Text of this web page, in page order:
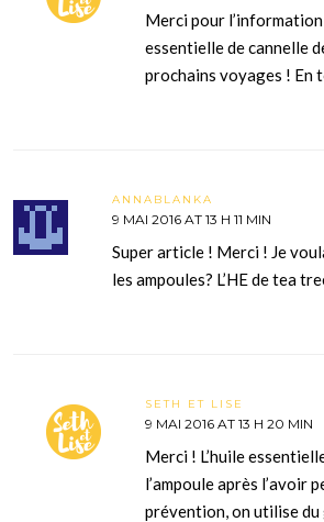
Merci pour
essentielle de cannelle
prochains voyages ! En
ANNABLANKA
9 MAI 2016 AT 13 H 11 MIN
Super article ! Merci ! Je
les ampoules? L’HE de tea
SETH ET LISE
9 MAI 2016 AT 13 H 20 MIN
Merci ! L’huile
l’ampoule après l’avoir
prévention, on utilise du